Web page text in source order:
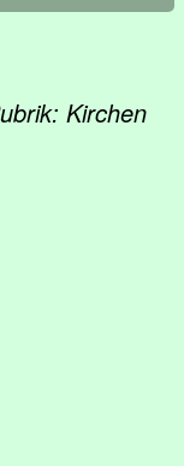
Kirchen